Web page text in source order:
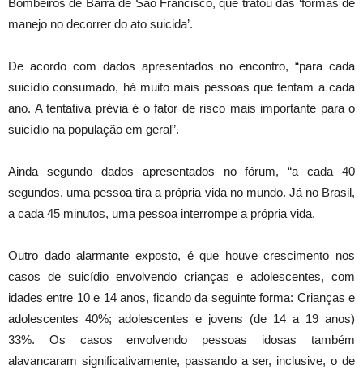
Bombeiros de Barra de São Francisco, que tratou das ‘formas de
manejo no decorrer do ato suicida’.
De acordo com dados apresentados no encontro, “para cada
suicídio consumado, há muito mais pessoas que tentam a cada
ano. A tentativa prévia é o fator de risco mais importante para o
suicídio na população em geral”.
Ainda segundo dados apresentados no fórum, “a cada 40
segundos, uma pessoa tira a própria vida no mundo. Já no Brasil,
a cada 45 minutos, uma pessoa interrompe a própria vida.
Outro dado alarmante exposto, é que houve crescimento nos
casos de suicídio envolvendo crianças e adolescentes, com
idades entre 10 e 14 anos, ficando da seguinte forma: Crianças e
adolescentes 40%; adolescentes e jovens (de 14 a 19 anos)
33%. Os casos envolvendo pessoas idosas também
alavancaram significativamente, passando a ser, inclusive, o de